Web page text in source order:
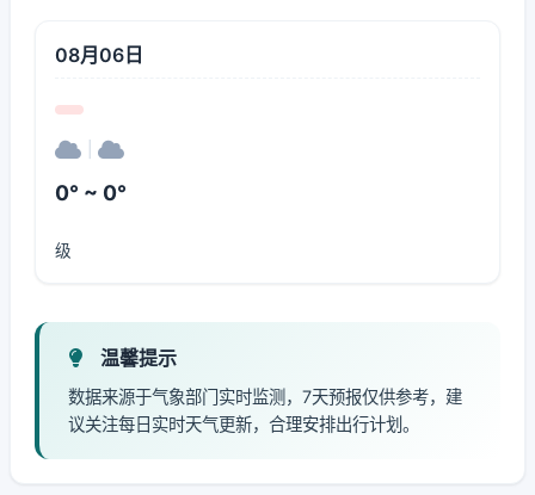
08月06日
0° ~ 0°
级
温馨提示
数据来源于气象部门实时监测，7天预报仅供参考，建
议关注每日实时天气更新，合理安排出行计划。